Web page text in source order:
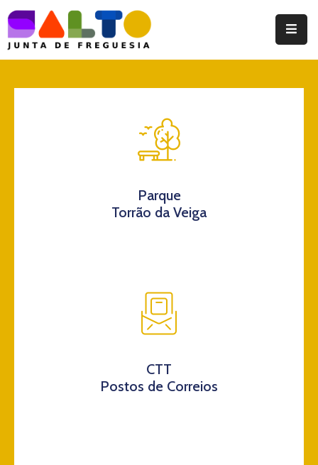
Instituição
Parque
Torrão da Veiga
CTT
Postos de Correios